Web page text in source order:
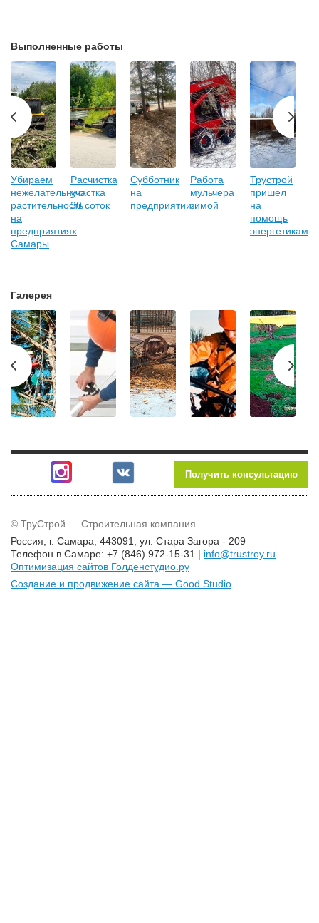
Выполненные работы
Убираем
нежелательную
растительность
на
предприятиях
Самары
Расчистка
участка
30 соток
Субботник
на
предприятии
Работа
мульчера
зимой
Трустрой
пришел
на
помощь
энергетикам
Галерея
Получить консультацию
© ТруCтрой — Строительная компания
Россия, г. Самара, 443091, ул. Стара Загора - 209
Телефон в Самаре: +7 (846) 972-15-31 | info@trustroy.ru
Оптимизация сайтов Голденстудио.ру
Создание и продвижение сайта — Good Studio